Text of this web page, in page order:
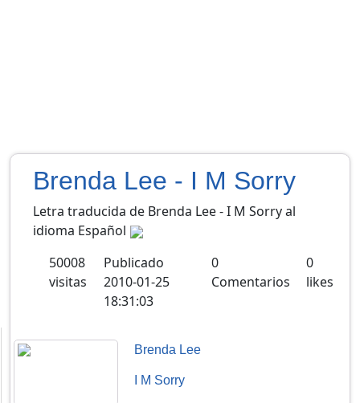
Brenda Lee - I M Sorry
Letra traducida de Brenda Lee - I M Sorry al
idioma Español
50008
visitas
Publicado
2010-01-25
18:31:03
0
Comentarios
0
likes
Brenda Lee
I M Sorry